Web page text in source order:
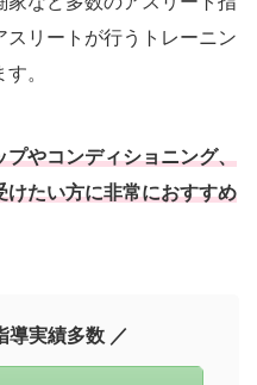
リートが行うトレーニン
。
やコンディショニング、
たい方に非常におすすめ
導実績多数 ／